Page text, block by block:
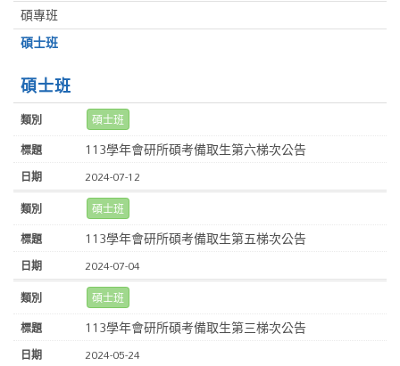
碩專班
碩士班
碩士班
碩士班
113學年會研所碩考備取生第六梯次公告
2024-07-12
碩士班
113學年會研所碩考備取生第五梯次公告
2024-07-04
碩士班
113學年會研所碩考備取生第三梯次公告
2024-05-24